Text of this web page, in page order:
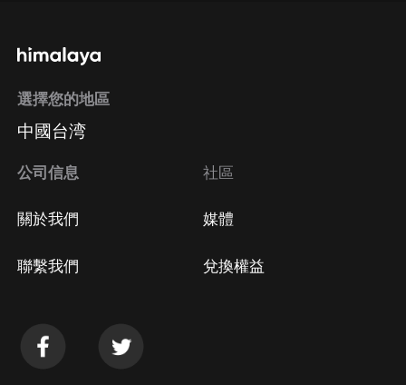
選擇您的地區
中國台湾
公司信息
關於我們
聯繫我們
社區
媒體
兌換權益